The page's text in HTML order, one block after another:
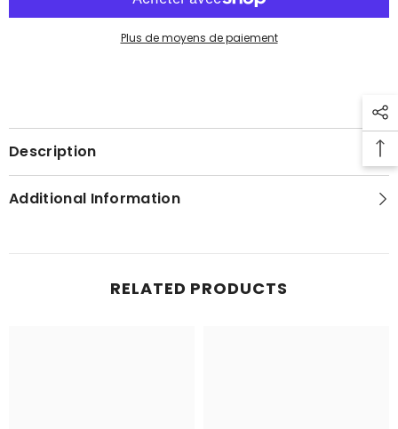
Plus de moyens de paiement
Description
Additional Information
RELATED PRODUCTS